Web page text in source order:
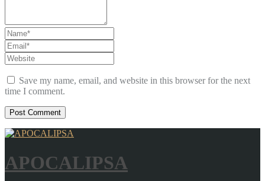
Save my name, email, and website in this browser for the next
time I comment.
APOCALIPSA